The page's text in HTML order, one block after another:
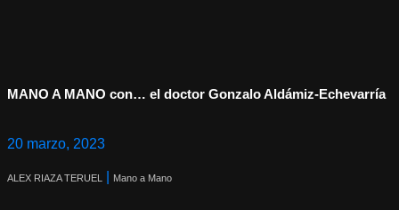
MANO A MANO con… el doctor Gonzalo Aldámiz-Echevarría
20 marzo, 2023
ALEX RIAZA TERUEL Mano a Mano